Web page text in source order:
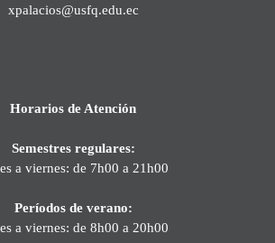
xpalacios@usfq.edu.ec
Horarios de Atención
Semestres regulares:
a viernes: de 7h00 a 21h00
Períodos de verano:
a viernes: de 8h00 a 20h00